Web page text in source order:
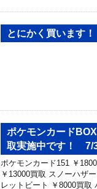
とにかく買います！
ポケモンカード
取実施中です！ 7/
ポケモンカード151 ￥
￥13000買取 スノーハザ
レットビート ￥8000買取